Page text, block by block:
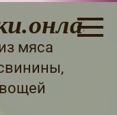
мяса